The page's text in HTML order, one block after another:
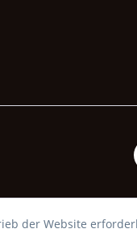
der Website